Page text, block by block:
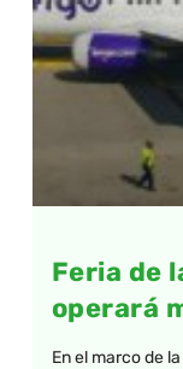
Feria de
operará
En el marco de